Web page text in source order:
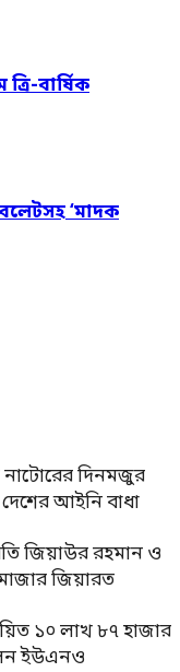
বার্ষিক
‘মাদক
নাটোরের দিনমজুর
আইনি বাধা
জিয়াউর রহমান ও
মাজার জিয়ারত
১০ লাখ ৮৭ হাজার
ইউএনও